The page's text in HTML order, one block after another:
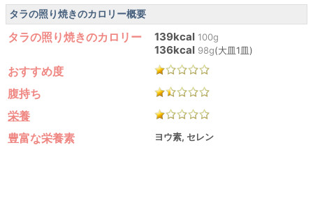
タラの照り焼きのカロリー概要
タラの照り焼きのカロリー 139kcal 100g
136kcal 98g(大皿1皿)
おすすめ度
腹持ち
栄養
豊富な栄養素
ヨウ素, セレン